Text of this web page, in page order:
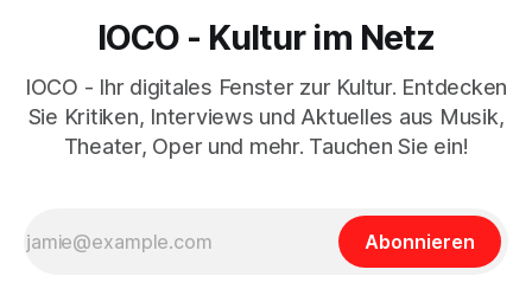
IOCO - Kultur im Netz
IOCO - Ihr digitales Fenster zur Kultur. Entdecken
Sie Kritiken, Interviews und Aktuelles aus Musik,
Theater, Oper und mehr. Tauchen Sie ein!
Abonnieren